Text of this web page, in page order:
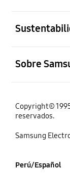
Sobre
Copyright©
reservados.
Samsung
Perú/Español